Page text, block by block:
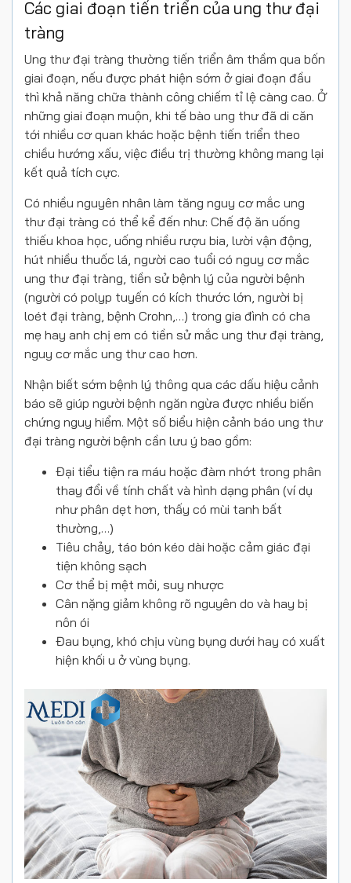
Các giai đoạn tiến triển của ung thư đại
tràng
Ung thư đại tràng thường tiến triển âm thầm qua bốn
giai đoạn, nếu được phát hiện sớm ở giai đoạn đầu
thì khả năng chữa thành công chiếm tỉ lệ càng cao. Ở
những giai đoạn muộn, khi tế bào ung thư đã di căn
tới nhiều cơ quan khác hoặc bệnh tiến triển theo
chiều hướng xấu, việc điều trị thường không mang lại
kết quả tích cực.
Có nhiều nguyên nhân làm tăng nguy cơ mắc ung
thư đại tràng có thể kể đến như: Chế độ ăn uống
thiếu khoa học, uống nhiều rượu bia, lười vận động,
hút nhiều thuốc lá, người cao tuổi có nguy cơ mắc
ung thư đại tràng, tiền sử bệnh lý của người bệnh
(người có polyp tuyến có kích thước lớn, người bị
loét đại tràng, bệnh Crohn,…) trong gia đình có cha
mẹ hay anh chị em có tiền sử mắc ung thư đại tràng,
nguy cơ mắc ung thư cao hơn.
Nhận biết sớm bệnh lý thông qua các dấu hiệu cảnh
báo sẽ giúp người bệnh ngăn ngừa được nhiều biến
chứng nguy hiểm. Một số biểu hiện cảnh báo ung thư
đại tràng người bệnh cần lưu ý bao gồm:
Đại tiểu tiện ra máu hoặc đàm nhớt trong phân
thay đổi về tính chất và hình dạng phân (ví dụ
như phân dẹt hơn, thấy có mùi tanh bất
thường,…)
Tiêu chảy, táo bón kéo dài hoặc cảm giác đại
tiện không sạch
Cơ thể bị mệt mỏi, suy nhược
Cân nặng giảm không rõ nguyên do và hay bị
nôn ói
Đau bụng, khó chịu vùng bụng dưới hay có xuất
hiện khối u ở vùng bụng.